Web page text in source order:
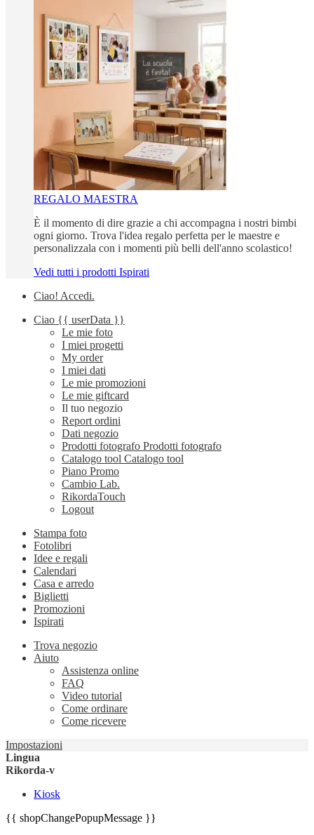
REGALO MAESTRA
È il momento di dire grazie a chi accompagna i nostri bimbi
ogni giorno. Trova l'idea regalo perfetta per le maestre e
personalizzala con i momenti più belli dell'anno scolastico!
Vedi tutti i prodotti Ispirati
Ciao! Accedi.
Ciao {{ userData }}
Le mie foto
I miei progetti
My order
I miei dati
Le mie promozioni
Le mie giftcard
Il tuo negozio
Report ordini
Dati negozio
Prodotti fotografo Prodotti fotografo
Catalogo tool Catalogo tool
Piano Promo
Cambio Lab.
RikordaTouch
Logout
Stampa foto
Fotolibri
Idee e regali
Calendari
Casa e arredo
Biglietti
Promozioni
Ispirati
Trova negozio
Aiuto
Assistenza online
FAQ
Video tutorial
Come ordinare
Come ricevere
Impostazioni
Lingua
Rikorda-v
Kiosk
{{ shopChangePopupMessage }}